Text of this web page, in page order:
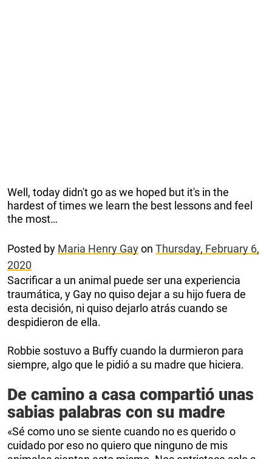
Well, today didn't go as we hoped but it's in the
hardest of times we learn the best lessons and feel
the most…
Posted by Maria Henry Gayon Thursday, February 6,
2020
Sacrificar a un animal puede ser una experiencia
traumática, y Gay no quiso dejar a su hijo fuera de
esta decisión, ni quiso dejarlo atrás cuando se
despidieron de ella.
Robbie sostuvo a Buffy cuando la durmieron para
siempre, algo que le pidió a su madre que hiciera.
De camino a casa compartió unas
sabias palabras con su madre
«Sé como uno se siente cuando no es querido o
cuidado por eso no quiero que ninguno de mis